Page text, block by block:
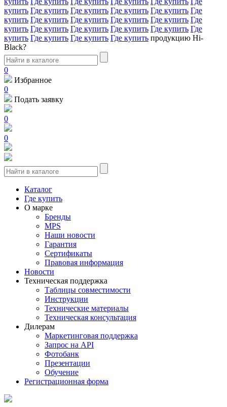
купить Где купить Где купить Где купить Где купить Где
купить Где купить Где купить Где купить Где купить Где
купить Где купить Где купить Где купить Где купить Где
купить Где купить Где купить Где купить продукцию Hi-
Black?
0
Избранное
0
Подать заявку
0
0
Каталог
Где купить
О марке
Бренды
MPS
Наши новости
Гарантия
Сертификаты
Правовая информация
Новости
Техническая поддержка
Таблицы совместимости
Инструкции
Технические материалы
Техническая консультация
Дилерам
Маркетинговая поддержка
Запрос на API
Фотобанк
Презентации
Обучение
Регистрационная форма